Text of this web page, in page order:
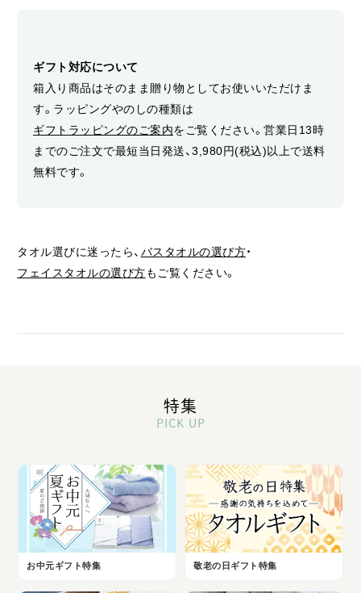
ギフト対応について
箱入り商品はそのまま贈り物としてお使いいただけま
す。ラッピングやのしの種類は
ギフトラッピングのご案内をご覧ください。営業日13時
までのご注文で最短当日発送、3,980円(税込)以上で送料
無料です。
タオル選びに迷ったら、 バスタオルの選び方・
フェイスタオルの選び方もご覧ください。
特集
PICK UP
お中元ギフト特集 敬老の日ギフト特集